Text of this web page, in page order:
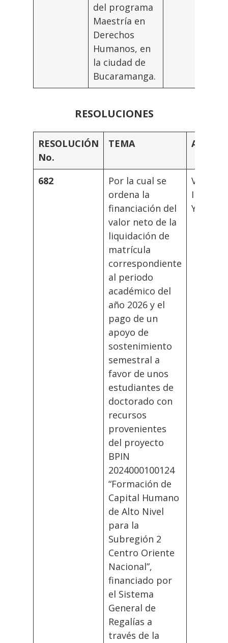
del programa
Maestría en
Derechos
Humanos, en
la ciudad de
Bucaramanga.
RESOLUCIONES
RESOLUCIÓN
No.
TEMA
682
Por la cual se
ordena la
financiación del
valor neto de la
liquidación de
matrícula
correspondiente
al periodo
académico del
año 2026 y el
pago de un
apoyo de
sostenimiento
semestral a
favor de unos
estudiantes de
doctorado con
recursos
provenientes
del proyecto
BPIN
2024000100124
“Formación de
Capital Humano
de Alto Nivel
para la
Subregión 2
Centro Oriente
Nacional”,
financiado por
el Sistema
General de
Regalías a
través de la
Y